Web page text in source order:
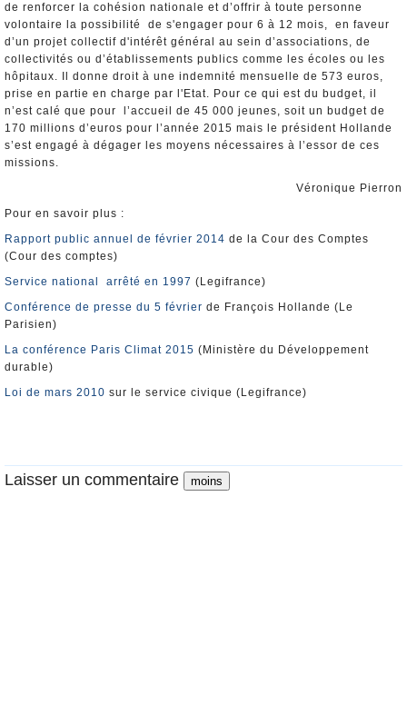
de renforcer la cohésion nationale et d’offrir à toute personne
volontaire la possibilité de s'engager pour 6 à 12 mois, en faveur
d’un projet collectif d'intérêt général au sein d’associations, de
collectivités ou d’établissements publics comme les écoles ou les
hôpitaux. Il donne droit à une indemnité mensuelle de 573 euros,
prise en partie en charge par l'Etat. Pour ce qui est du budget, il
n’est calé que pour l’accueil de 45 000 jeunes, soit un budget de
170 millions d’euros pour l’année 2015 mais le président Hollande
s’est engagé à dégager les moyens nécessaires à l’essor de ces
missions.
Véronique Pierron
Pour en savoir plus :
Rapport public annuel de février 2014 de la Cour des Comptes
(Cour des comptes)
Service national arrêté en 1997 (Legifrance)
Conférence de presse du 5 février de François Hollande (Le
Parisien)
La conférence Paris Climat 2015 (Ministère du Développement
durable)
Loi de mars 2010 sur le service civique (Legifrance)
Laisser un commentaire